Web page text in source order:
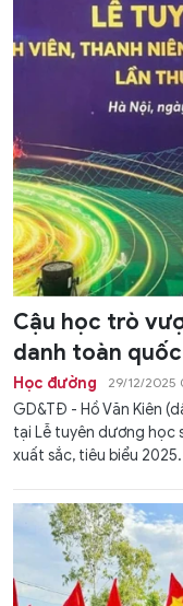
Cậu học trò
danh toàn quốc
Học đường 29/12/2025
GD&TĐ - Hồ Văn Kiên
tại Lễ tuyên dương học
xuất sắc, tiêu biểu 2025.